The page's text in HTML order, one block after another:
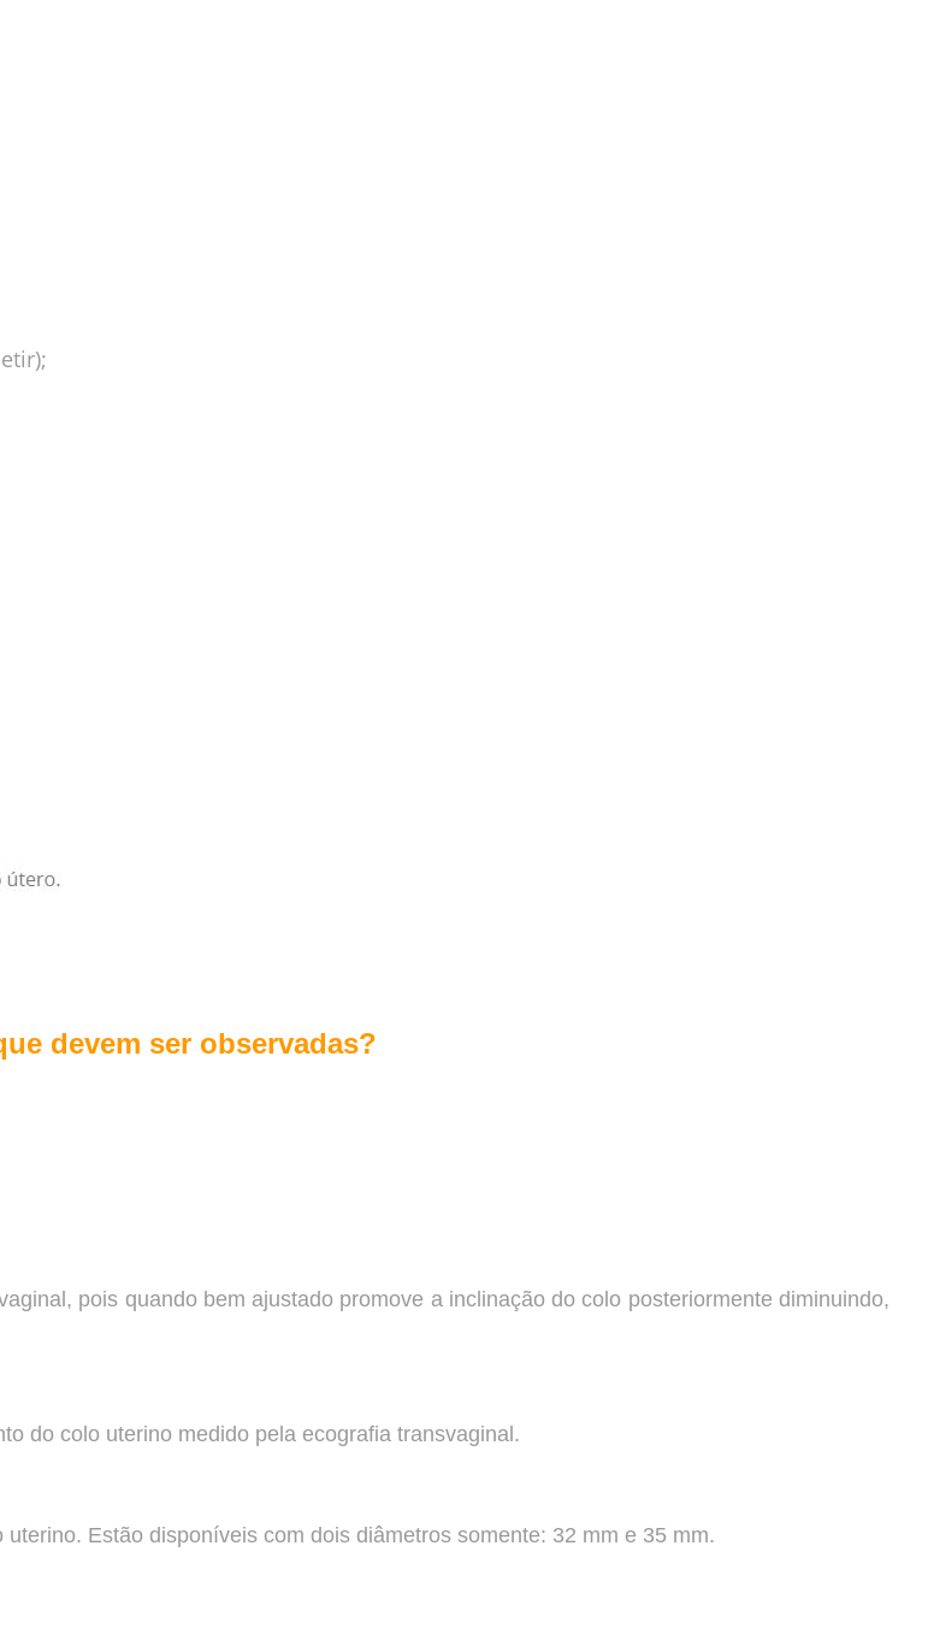
devem ser observadas?
pois quando bem ajustado promove a inclinação do colo posteriormente diminuindo,
do colo uterino medido pela ecografia transvaginal.
Estão disponíveis com dois diâmetros somente: 32 mm e 35 mm.